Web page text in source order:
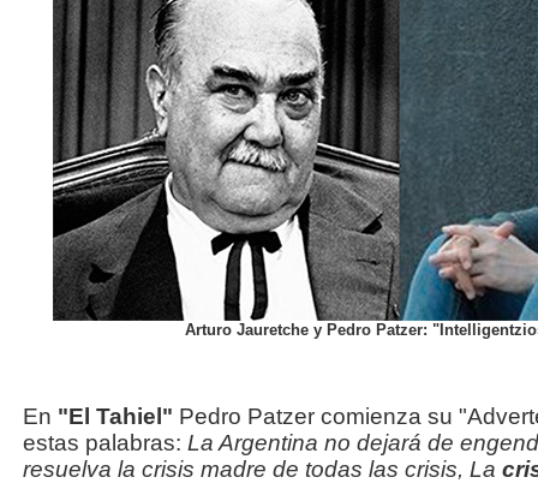
Arturo Jauretche y Pedro Patzer:
En "El Tahiel" Pedro Patzer comienza su
estas palabras: La Argentina no dejará de
resuelva la crisis madre de todas las crisis, La